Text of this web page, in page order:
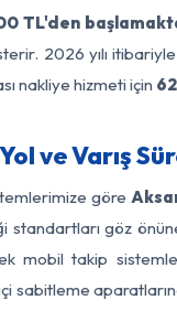
TL'den
2026 yılı
nakliye hizmeti için
ve Varış
göre
standartları göz
mobil takip
sabitleme